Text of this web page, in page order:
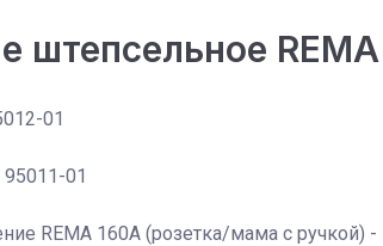
штепсельное
01
01
REMA 160А (розетка/мама с